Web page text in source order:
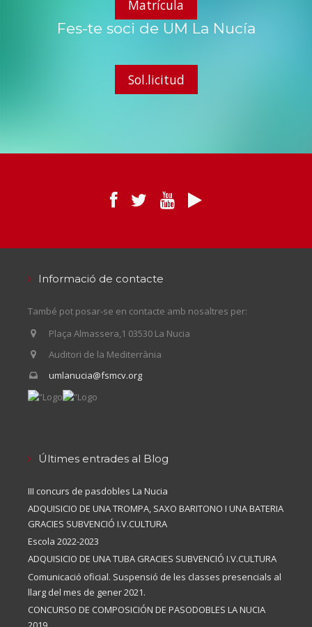
Matrícula
Fes-te soci de UM La Nucía
Sol.licitud
Informació de contacte
També pot posar-se en contacte amb nosaltres per:
Plaça Almassera,1 03530 La Nucia
Auditori de la Mediterrània
umlanucia@fsmcv.org
Últimes entrades al Blog
III concurs de pasdobles La Nucia
ADQUISICIO DE UNA TROMPA, SAXO BARITONO I UNA BATERIA
GRACIES SUBVENCIÓ I.V.CULTURA
Escola 2022-2023
ADQUISICIO DE UNA TUBA GRACIES SUBVENCIÓ I.V.CULTURA
Comunicació oficial. Suspensió de les classes presencials al
llarg del mes de gener 2021.
CONCURSO DE COMPOSICIÓN DE PASODOBLES LA NUCIA